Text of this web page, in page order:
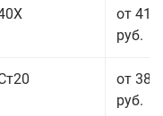
от 41
руб.
от 38
руб.